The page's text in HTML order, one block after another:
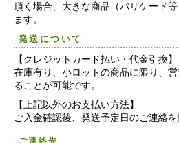
頂く場合、大きな商品（バリケード
ます。
発送について
【クレジットカード払い・代金引換】
在庫有り、小ロットの商品に限り、
ることが可能です。
【上記以外のお支払い方法】
ご入金確認後、発送予定日のご連絡を